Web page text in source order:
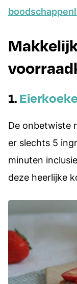
1.
De onbetwiste
er slechts 5
minuten
deze heerlijke